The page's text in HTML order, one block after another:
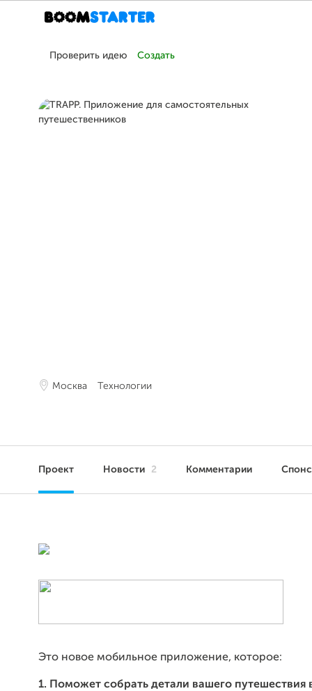
Проверить идею Создать
Москва Технологии
Проект Новости 2 Комментарии
Это новое мобильное приложение, которое:
1. Поможет собрать детали вашего путешествия